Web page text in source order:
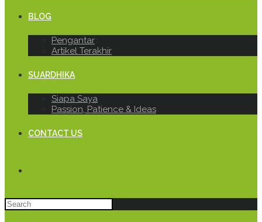
BLOG
Pengantar
Artikel Terakhir
SUARDHIKA
Siapa Saya
Passion, Patience & Ideas
CONTACT US